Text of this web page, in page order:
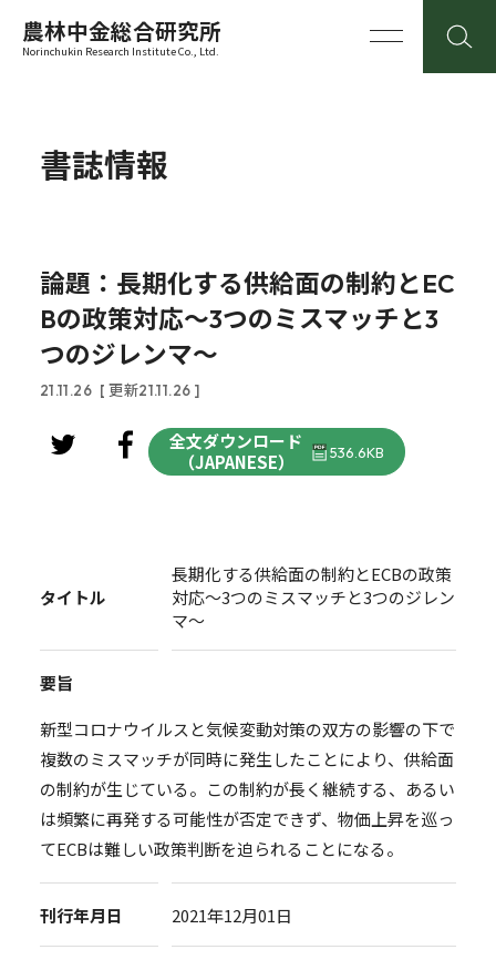
農林中金総合研究所
Norinchukin Research Institute Co., Ltd.
書誌情報
論題：長期化する供給面の制約とEC
Bの政策対応～3つのミスマッチと3
つのジレンマ～
21.11.26 [ 更新21.11.26 ]
全文ダウンロード
（JAPANESE）
536.6KB
タイトル
長期化する供給面の制約とECBの政策
対応～3つのミスマッチと3つのジレン
マ～
要旨
新型コロナウイルスと気候変動対策の双方の影響の下で
複数のミスマッチが同時に発生したことにより、供給面
の制約が生じている。この制約が長く継続する、あるい
は頻繁に再発する可能性が否定できず、物価上昇を巡っ
てECBは難しい政策判断を迫られることになる。
刊行年月日 2021年12月01日